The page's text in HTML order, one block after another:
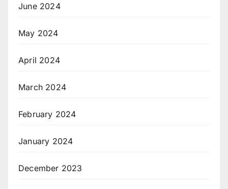
June 2024
May 2024
April 2024
March 2024
February 2024
January 2024
December 2023